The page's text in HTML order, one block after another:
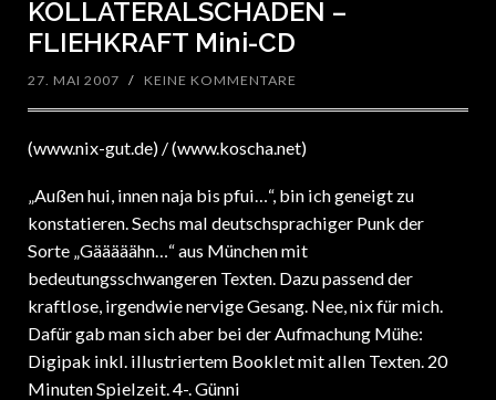
KOLLATERALSCHADEN –
FLIEHKRAFT Mini-CD
27. MAI 2007 / KEINE KOMMENTARE
(www.nix-gut.de) / (www.koscha.net)
„Außen hui, innen naja bis pfui…“, bin ich geneigt zu
konstatieren. Sechs mal deutschsprachiger Punk der
Sorte „Gääääähn…“ aus München mit
bedeutungsschwangeren Texten. Dazu passend der
kraftlose, irgendwie nervige Gesang. Nee, nix für mich.
Dafür gab man sich aber bei der Aufmachung Mühe:
Digipak inkl. illustriertem Booklet mit allen Texten. 20
Minuten Spielzeit. 4-. Günni